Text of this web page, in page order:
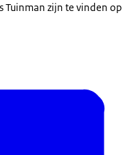
Tuinman zijn te vinden op